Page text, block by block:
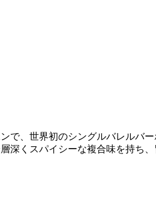
、世界初のシングルバレルバ
くスパイシーな複合味を持ち